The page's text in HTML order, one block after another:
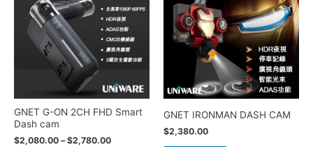
GNET G-ON 2CH FHD Smart
Dash cam
$2,080.00 –$2,780.00
GNET IRONMAN DASH CAM
$2,380.00